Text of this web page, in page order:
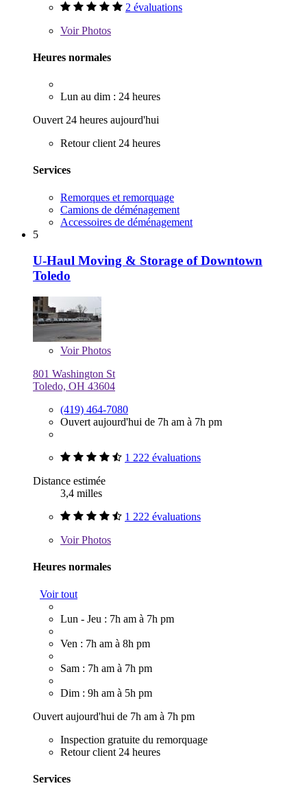
2 évaluations
VoirPhotos
Heures normales
Lun au dim : 24 heures
Ouvert 24 heures aujourd'hui
Retour client 24 heures
Services
Remorques et remorquage
Camions de déménagement
Accessoires de déménagement
5
U-Haul Moving & Storage of Downtown
Toledo
VoirPhotos
801 Washington St
Toledo, OH 43604
(419) 464-7080
Ouvert aujourd'hui de 7h am à 7h pm
1 222 évaluations
Distance estimée
3,4 milles
1 222 évaluations
VoirPhotos
Heures normales
Voir tout
Lun - Jeu : 7h am à 7h pm
Ven : 7h am à 8h pm
Sam : 7h am à 7h pm
Dim : 9h am à 5h pm
Ouvert aujourd'hui de 7h am à 7h pm
Inspection gratuite du remorquage
Retour client 24 heures
Services